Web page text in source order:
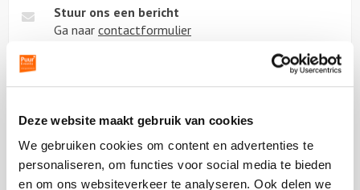
Deze website maakt gebruik van cookies
We gebruiken cookies om content en advertenties te
personaliseren, om functies voor social media te bieden
en om ons websiteverkeer te analyseren. Ook delen we
Stuur ons een bericht
Ga naar contactformulier
Beoordeling van onze klanten